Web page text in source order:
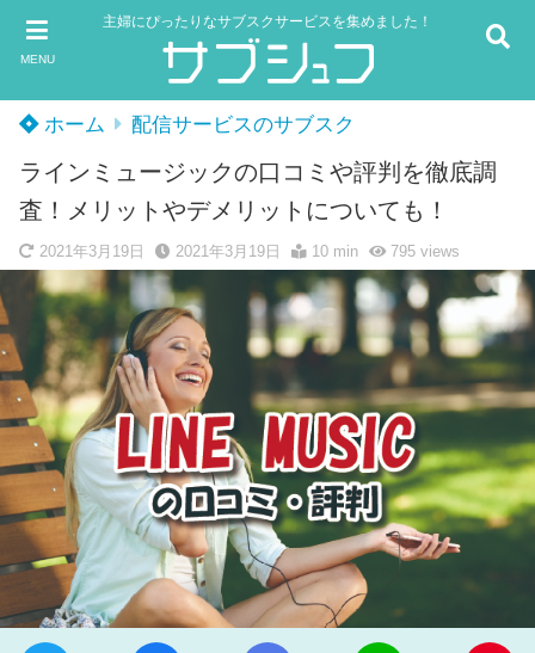
MENU
主婦にぴったりなサブスクサービスを集めました！
ホーム 配信サービスのサブスク
ラインミュージックの口コミや評判を徹底調
査！メリットやデメリットについても！
2021年3月19日 2021年3月19日 10 min 795views